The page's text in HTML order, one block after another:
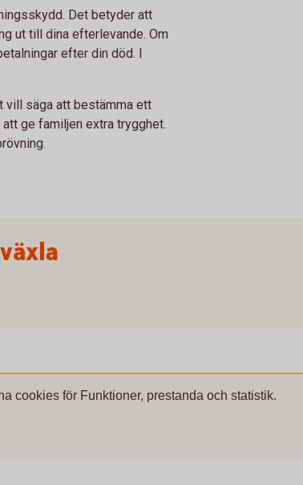
Det betyder att
ut till dina efterlevande. Om
efter din död. I
vill säga att bestämma ett
ge familjen extra trygghet.
cookies för Funktioner, prestanda och statistik.